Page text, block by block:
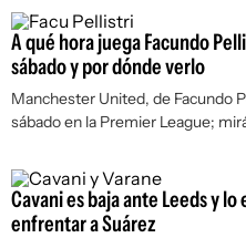
A qué hora juega Facundo
sábado y por dónde verlo
Manchester United, de Facundo
sábado en la Premier League;
Cavani es baja ante Leeds y
enfrentar a Suárez